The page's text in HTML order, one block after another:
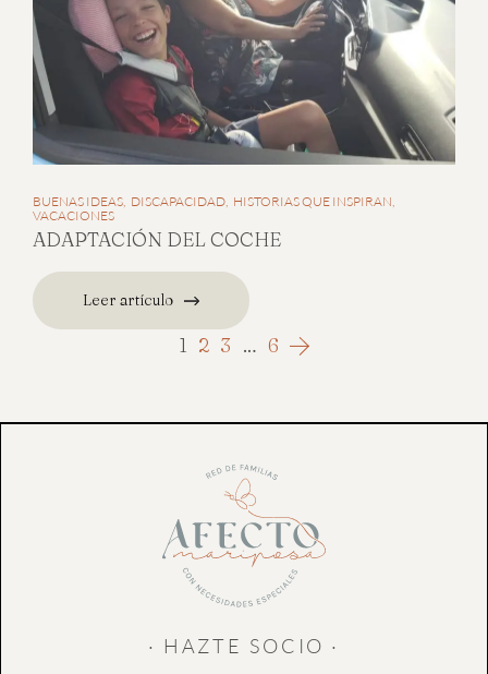
BUENAS IDEAS DISCAPACIDAD HISTORIAS QUE INSPIRAN
VACACIONES
ADAPTACIÓN DEL COCHE
Leer artículo
1 2 3 … 6
· HAZTE SOCIO ·